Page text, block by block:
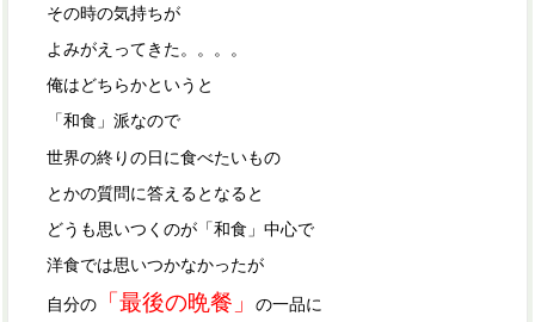
その時の気持ちが
よみがえってきた。。。。
俺はどちらかというと
「和食」派なので
世界の終りの日に食べたいもの
とかの質問に答えるとなると
どうも思いつくのが「和食」中心で
洋食では思いつかなかったが
自分の 「最後の晩餐」の一品に